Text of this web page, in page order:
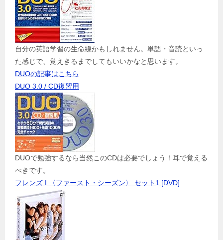
自分の英語学習の生命線かもしれません。単語・音読といっ
た感じで、覚えきるまでしてもいいかなと思います。
DUOの記事はこちら
DUO 3.0 / CD復習用
DUOで勉強するなら当然このCDは必要でしょう！耳で覚える
べきです。
フレンズ I 〈ファースト・シーズン〉 セット1 [DVD]